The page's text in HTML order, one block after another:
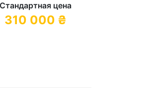
Стандартная цена
310 000 ₴